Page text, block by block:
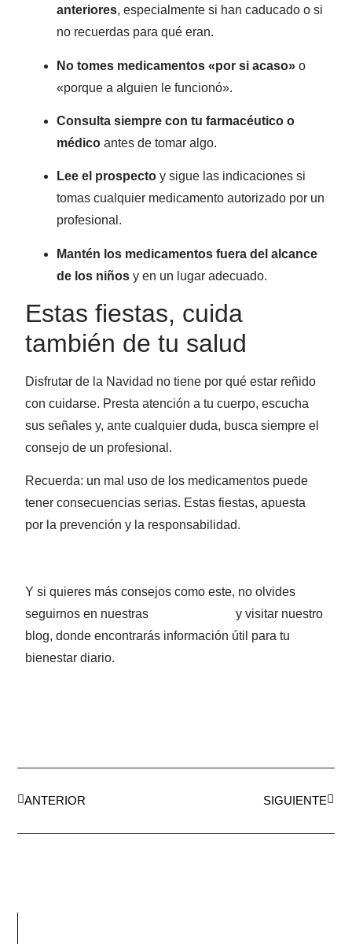
anteriores, especialmente si han caducado o si
no recuerdas para qué eran.
No tomes medicamentos «por si acaso» o
«porque a alguien le funcionó».
Consulta siempre con tu farmacéutico o
médico antes de tomar algo.
Lee el prospecto y sigue las indicaciones si
tomas cualquier medicamento autorizado por un
profesional.
Mantén los medicamentos fuera del alcance
de los niños y en un lugar adecuado.
Estas fiestas, cuida
también de tu salud
Disfrutar de la Navidad no tiene por qué estar reñido
con cuidarse. Presta atención a tu cuerpo, escucha
sus señales y, ante cualquier duda, busca siempre el
consejo de un profesional.
Recuerda: un mal uso de los medicamentos puede
tener consecuencias serias. Estas fiestas, apuesta
por la prevención y la responsabilidad.
Y si quieres más consejos como este, no olvides
seguirnos en nuestras
y visitar nuestro
blog, donde encontrarás información útil para tu
bienestar diario.
ANTERIOR SIGUIENTE